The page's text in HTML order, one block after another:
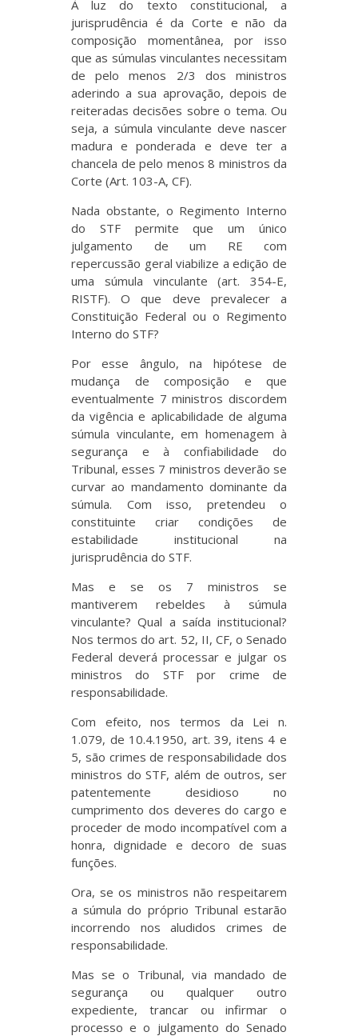
À luz do texto constitucional, a
jurisprudência é da Corte e não da
composição momentânea, por isso
que as súmulas vinculantes necessitam
de pelo menos 2/3 dos ministros
aderindo a sua aprovação, depois de
reiteradas decisões sobre o tema. Ou
seja, a súmula vinculante deve nascer
madura e ponderada e deve ter a
chancela de pelo menos 8 ministros da
Corte (Art. 103-A, CF).
Nada obstante, o Regimento Interno
do STF permite que um único
julgamento de um RE com
repercussão geral viabilize a edição de
uma súmula vinculante (art. 354-E,
RISTF). O que deve prevalecer a
Constituição Federal ou o Regimento
Interno do STF?
Por esse ângulo, na hipótese de
mudança de composição e que
eventualmente 7 ministros discordem
da vigência e aplicabilidade de alguma
súmula vinculante, em homenagem à
segurança e à confiabilidade do
Tribunal, esses 7 ministros deverão se
curvar ao mandamento dominante da
súmula. Com isso, pretendeu o
constituinte criar condições de
estabilidade institucional na
jurisprudência do STF.
Mas e se os 7 ministros se
mantiverem rebeldes à súmula
vinculante? Qual a saída institucional?
Nos termos do art. 52, II, CF, o Senado
Federal deverá processar e julgar os
ministros do STF por crime de
responsabilidade.
Com efeito, nos termos da Lei n.
1.079, de 10.4.1950, art. 39, itens 4 e
5, são crimes de responsabilidade dos
ministros do STF, além de outros, ser
patentemente desidioso no
cumprimento dos deveres do cargo e
proceder de modo incompatível com a
honra, dignidade e decoro de suas
funções.
Ora, se os ministros não respeitarem
a súmula do próprio Tribunal estarão
incorrendo nos aludidos crimes de
responsabilidade.
Mas se o Tribunal, via mandado de
segurança ou qualquer outro
expediente, trancar ou infirmar o
processo e o julgamento do Senado